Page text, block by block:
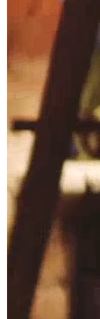
₪200